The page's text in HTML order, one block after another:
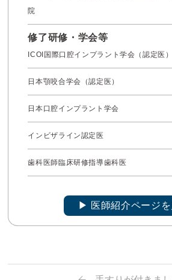
院
修了研修・学会等
ICOI国際口腔インプラント学会（認定医）
日本顎咬合学会（認定医）
日本口腔インプラント学会
インビザライン認定医
歯科医師臨床研修指導歯科医
▶︎ 医師紹介ページを